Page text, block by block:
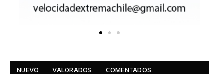
NUEVO VALORADOS COMENTADOS